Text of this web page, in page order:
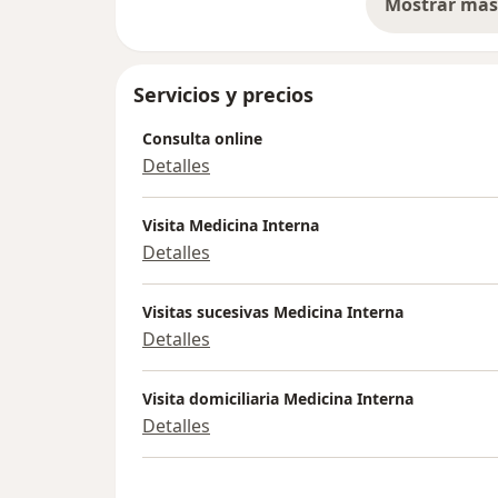
Mostrar
Servicios y precios
Consulta online
Detalles
Visita Medicina Interna
Detalles
Visitas sucesivas Medicina Interna
Detalles
Visita domiciliaria Medicina Interna
Detalles